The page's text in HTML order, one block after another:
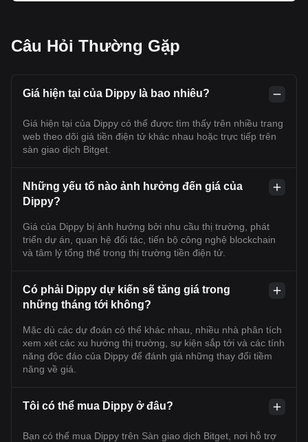
Câu Hỏi Thường Gặp
Giá hiện tại của Dippy là bao nhiêu?
Giá hiện tại của Dippy có thể được tìm thấy trên nhiều trang
web theo dõi giá tiền điện tử khác nhau hoặc trực tiếp trên
sàn giao dịch Bitget.
Những yếu tố nào ảnh hưởng đến giá của
Dippy?
Giá của Dippy bị ảnh hưởng bởi nhu cầu thị trường, phát
triển dự án, quan hệ đối tác, tiến bộ công nghệ blockchain
và tâm lý tổng thể trong thị trường tiền điện tử.
Có phải Dippy dự kiến sẽ tăng giá trong
những tháng tới không?
Mặc dù các dự đoán có thể khác nhau, nhiều nhà phân tích
xem xét các xu hướng thị trường, sự kiện sắp tới và các tính
năng độc đáo của Dippy để đánh giá những thay đổi tiềm
năng về giá.
Tôi có thể mua Dippy ở đâu?
Bạn có thể mua Dippy trên Sàn giao dịch Bitget, nơi hỗ trợ